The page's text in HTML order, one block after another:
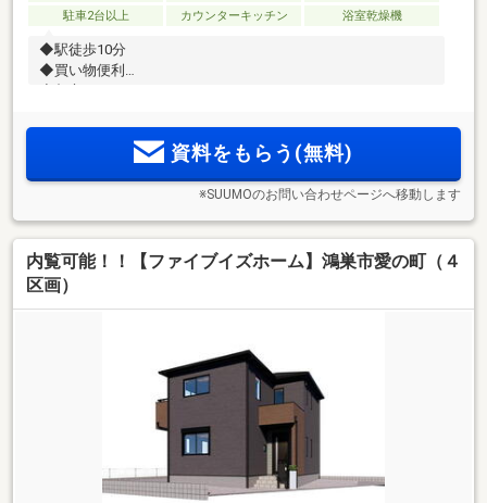
駐車2台以上
カウンターキッチン 浴室乾燥機
◆駅徒歩10分
◆買い物便利
◆小学校徒歩4分
資料をもらう(無料)
※SUUMOのお問い合わせページへ移動します
内覧可能！！【ファイブイズホーム】鴻巣市愛の町（４
区画）